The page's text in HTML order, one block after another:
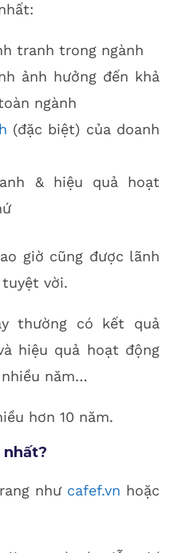
tranh trong ngành
ảnh hưởng đến khả
ngành
(đặc biệt) của doanh
& hiệu quả hoạt
giờ cũng được lãnh
tuyệt vời.
thường có kết quả
hiệu quả hoạt động
năm…
hơn 10 năm.
nhất?
như cafef.vn hoặc